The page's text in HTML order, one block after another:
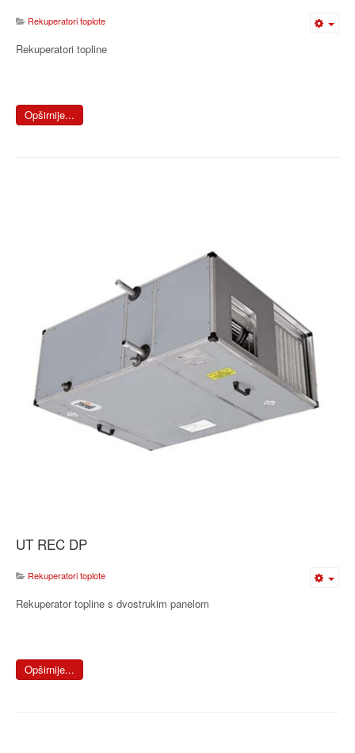
Rekuperatori toplote
Rekuperatori topline
Opširnije...
UT REC DP
Rekuperatori toplote
Rekuperator topline s dvostrukim panelom
Opširnije...